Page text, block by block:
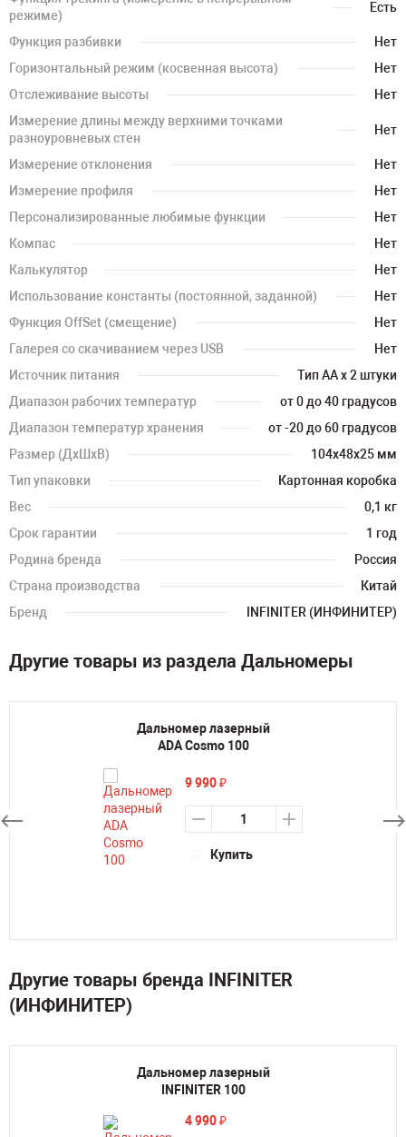
режиме)
Есть
Функция разбивки
Нет
Горизонтальный режим (косвенная высота)
Нет
Отслеживание высоты
Нет
Измерение длины между верхними точками
разноуровневых стен
Нет
Измерение отклонения
Нет
Измерение профиля
Нет
Персонализированные любимые функции
Нет
Компас
Нет
Калькулятор
Нет
Использование константы (постоянной, заданной)
Нет
Функция OffSet (смещение)
Нет
Галерея со скачиванием через USB
Нет
Источник питания
Тип AA x 2 штуки
Диапазон рабочих температур
от 0 до 40 градусов
Диапазон температур хранения
от -20 до 60 градусов
Размер (ДхШхВ)
104х48х25 мм
Тип упаковки
Картонная коробка
Вес
0,1 кг
Срок гарантии
1 год
Родина бренда
Россия
Страна производства
Китай
Бренд
INFINITER (ИНФИНИТЕР)
Другие товары из раздела Дальномеры
Дальномер лазерный
ADA Cosmo 100
9 990₽
Купить
Другие товары бренда INFINITER
(ИНФИНИТЕР)
Дальномер лазерный
INFINITER 100
4 990₽